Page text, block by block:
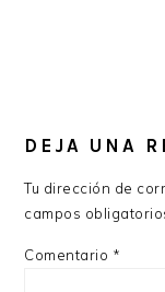
INTERACTIONS
DEJA UNA
Tu dirección de
campos
Comentario *